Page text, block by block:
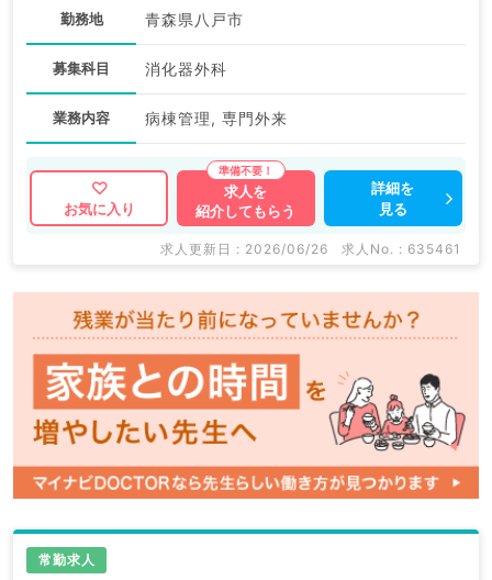
勤務地 青森県八戸市
募集科目 消化器外科
業務内容 病棟管理, 専門外来
お気に入り
求人を
紹介してもらう
詳細を
見る
求人更新日 : 2026/06/26 求人No. : 635461
常勤求人